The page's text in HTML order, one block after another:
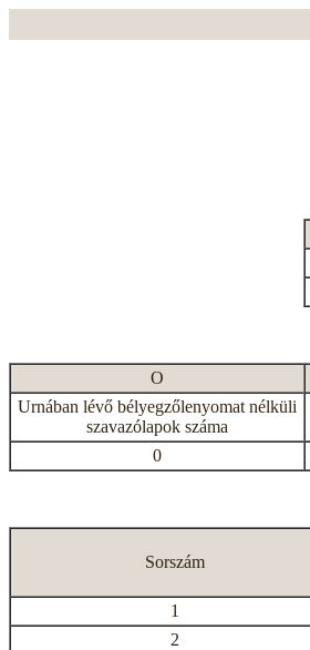
O
Urnában lévő bélyegzőlenyomat nélküli
szavazólapok száma
0
Sorszám
1
2